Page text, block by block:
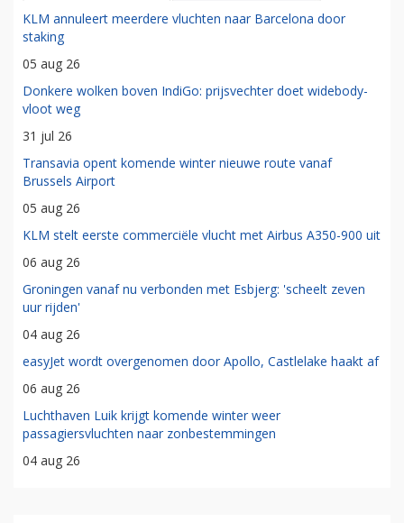
KLM annuleert meerdere vluchten naar Barcelona door
staking
05 aug 26
Donkere wolken boven IndiGo: prijsvechter doet widebody-
vloot weg
31 jul 26
Transavia opent komende winter nieuwe route vanaf
Brussels Airport
05 aug 26
KLM stelt eerste commerciële vlucht met Airbus A350-900 uit
06 aug 26
Groningen vanaf nu verbonden met Esbjerg: 'scheelt zeven
uur rijden'
04 aug 26
easyJet wordt overgenomen door Apollo, Castlelake haakt af
06 aug 26
Luchthaven Luik krijgt komende winter weer
passagiersvluchten naar zonbestemmingen
04 aug 26